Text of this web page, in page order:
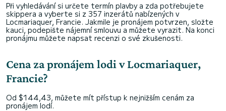
Při vyhledávání si určete termín plavby a zda potřebujete
skippera a vyberte si z 357 inzerátů nabízených v
Locmariaquer, Francie. Jakmile je pronájem potvrzen, složte
kauci, podepište nájemní smlouvu a můžete vyrazit. Na konci
pronájmu můžete napsat recenzi o své zkušenosti.
Cena za pronájem lodi v Locmariaquer,
Francie?
Od $144,43, můžete mít přístup k nejnižším cenám za
pronájem lodí.